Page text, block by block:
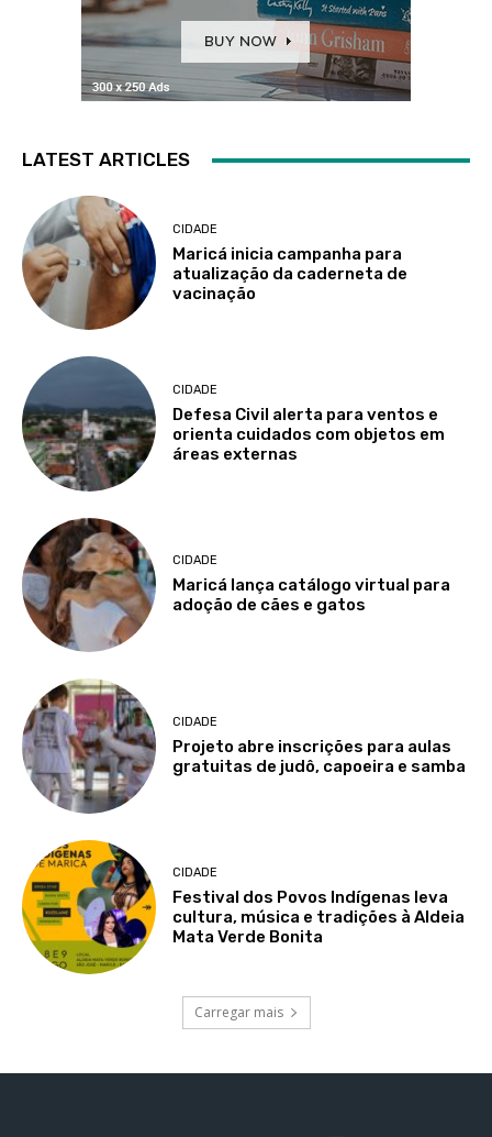
LATEST ARTICLES
CIDADE
Maricá inicia campanha para
atualização da caderneta de
vacinação
CIDADE
Defesa Civil alerta para ventos e
orienta cuidados com objetos em
áreas externas
CIDADE
Maricá lança catálogo virtual para
adoção de cães e gatos
CIDADE
Projeto abre inscrições para aulas
gratuitas de judô, capoeira e samba
CIDADE
Festival dos Povos Indígenas leva
cultura, música e tradições à Aldeia
Mata Verde Bonita
Carregar mais